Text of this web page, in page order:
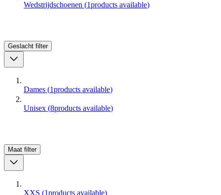
Wedstrijdschoenen (1products available)
Geslacht filter
Dames (1products available)
Unisex (8products available)
Maat filter
XXS (1products available)